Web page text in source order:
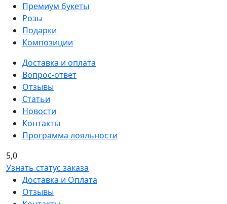
Премиум букеты
Розы
Подарки
Композиции
Доставка и оплата
Вопрос-ответ
Отзывы
Статьи
Новости
Контакты
Программа лояльности
5,0
Узнать статус заказа
Доставка и Оплата
Отзывы